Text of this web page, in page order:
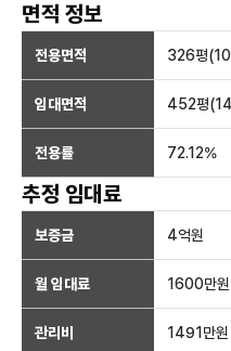
면적 정보
전용면적 326평(
임대면적 452평(
전용률 72.12%
추정 임대료
보증금 4억원
월 임대료 1600만원
관리비 1491만원